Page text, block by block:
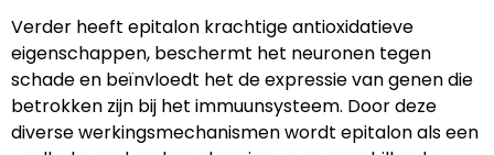
Verder heeft epitalon krachtige antioxidatieve
eigenschappen, beschermt het neuronen tegen
schade en beïnvloedt het de expressie van genen die
betrokken zijn bij het immuunsysteem. Door deze
diverse werkingsmechanismen wordt epitalon als een